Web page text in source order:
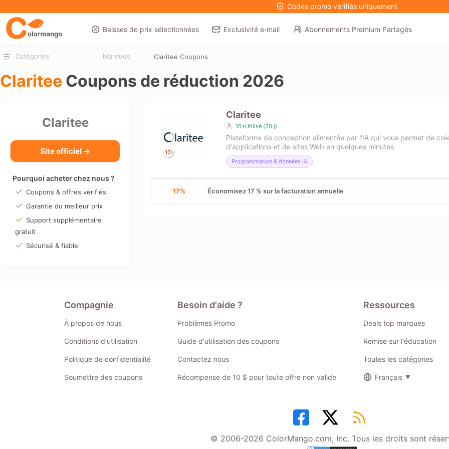
Codes promo vérifiés uniquement
Baisses de prix sélectionnées Exclusivité e‑mail Abonnements Premium Partagés
Catégories - Marques - Claritee Coupons
Claritee Coupons de réduction 2026
Claritee
Site officiel →
Pourquoi acheter chez nous ?
Coupons & offres vérifiés
Garantie du meilleur prix
Support supplémentaire
gratuit
Sécurisé & fiable
Claritee
10+Utilisé (30 j)
Plateforme de conception alimentée par l'IA qui vous permet de
d'applications et de sites Web en quelques minutes
Programmation & données IA
17% Économisez 17 % sur la facturation annuelle
Compagnie
À propos de nous
Conditions d'utilisation
Politique de confidentialité
Soumettre des coupons
Besoin d'aide ?
Problèmes Promo
Guide d'utilisation des coupons
Contactez nous
Récompense de 10 $ pour toute offre non valide
Ressources
Deals top marques
Remise sur l'éducation
Toutes les catégories
Français
© 2006-2026 ColorMango.com, Inc. Tous les droits sont